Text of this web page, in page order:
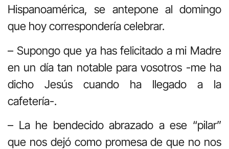
Hispanoamérica, se antepone al domingo
que hoy correspondería celebrar.
– Supongo que ya has felicitado a mi Madre
en un día tan notable para vosotros -me ha
dicho Jesús cuando ha llegado a la
cafetería-.
– La he bendecido abrazado a ese “pilar”
que nos dejó como promesa de que no nos